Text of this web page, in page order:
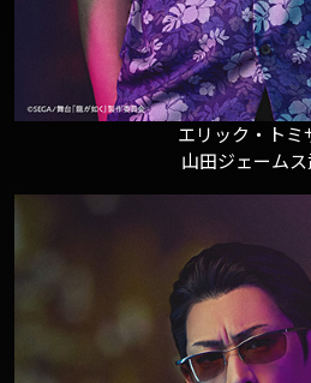
エリック・トミ
山田ジェーム